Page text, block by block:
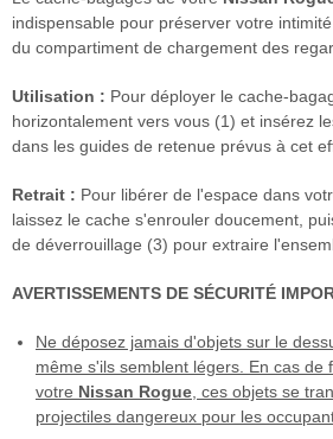
indispensable pour préserver votre
du compartiment de chargement des
Utilisation : Pour déployer le cache-
horizontalement vers vous (1) et insérez
dans les guides de retenue prévus à cet
Retrait : Pour libérer de l'espace dans
laissez le cache s'enrouler doucement,
de déverrouillage (3) pour extraire
AVERTISSEMENTS DE SÉCURITÉ
Ne déposez jamais d'objets sur le
même s'ils semblent légers. En cas de
votre Nissan Rogue , ces objets se
projectiles dangereux pour les